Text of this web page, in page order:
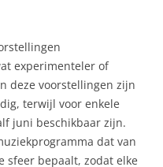
experimenteler of
deze voorstellingen zijn
terwijl voor enkele
juni beschikbaar zijn.
dat van
sfeer bepaalt, zodat elke